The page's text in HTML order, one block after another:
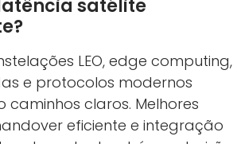
satélite
LEO, edge computing,
e protocolos modernos
caminhos claros. Melhores
eficiente e integração